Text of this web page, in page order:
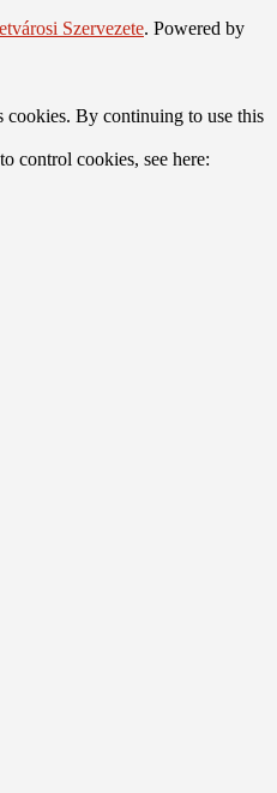
Szervezete. Powered by
By continuing to use this
control cookies, see here: